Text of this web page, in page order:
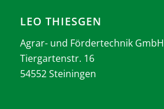
LEO THIESGEN
Agrar- und Fördertechnik GmbH
Tiergartenstr. 16
54552 Steiningen